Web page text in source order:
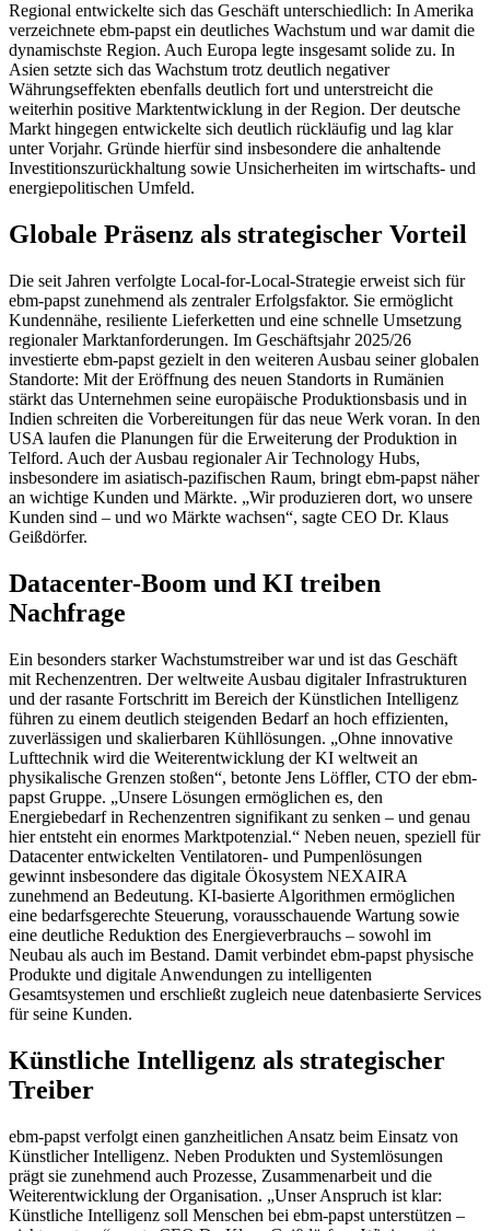
Regional entwickelte sich das Geschäft unterschiedlich: In Amerika
verzeichnete ebm-papst ein deutliches Wachstum und war damit die
dynamischste Region. Auch Europa legte insgesamt solide zu. In
Asien setzte sich das Wachstum trotz deutlich negativer
Währungseffekten ebenfalls deutlich fort und unterstreicht die
weiterhin positive Marktentwicklung in der Region. Der deutsche
Markt hingegen entwickelte sich deutlich rückläufig und lag klar
unter Vorjahr. Gründe hierfür sind insbesondere die anhaltende
Investitionszurückhaltung sowie Unsicherheiten im wirtschafts- und
energiepolitischen Umfeld.
Globale Präsenz als strategischer Vorteil
Die seit Jahren verfolgte Local-for-Local-Strategie erweist sich für
ebm-papst zunehmend als zentraler Erfolgsfaktor. Sie ermöglicht
Kundennähe, resiliente Lieferketten und eine schnelle Umsetzung
regionaler Marktanforderungen. Im Geschäftsjahr 2025/26
investierte ebm-papst gezielt in den weiteren Ausbau seiner globalen
Standorte: Mit der Eröffnung des neuen Standorts in Rumänien
stärkt das Unternehmen seine europäische Produktionsbasis und in
Indien schreiten die Vorbereitungen für das neue Werk voran. In den
USA laufen die Planungen für die Erweiterung der Produktion in
Telford. Auch der Ausbau regionaler Air Technology Hubs,
insbesondere im asiatisch-pazifischen Raum, bringt ebm-papst näher
an wichtige Kunden und Märkte. „Wir produzieren dort, wo unsere
Kunden sind – und wo Märkte wachsen“, sagte CEO Dr. Klaus
Geißdörfer.
Datacenter-Boom und KI treiben
Nachfrage
Ein besonders starker Wachstumstreiber war und ist das Geschäft
mit Rechenzentren. Der weltweite Ausbau digitaler Infrastrukturen
und der rasante Fortschritt im Bereich der Künstlichen Intelligenz
führen zu einem deutlich steigenden Bedarf an hoch effizienten,
zuverlässigen und skalierbaren Kühllösungen. „Ohne innovative
Lufttechnik wird die Weiterentwicklung der KI weltweit an
physikalische Grenzen stoßen“, betonte Jens Löffler, CTO der ebm-
papst Gruppe. „Unsere Lösungen ermöglichen es, den
Energiebedarf in Rechenzentren signifikant zu senken – und genau
hier entsteht ein enormes Marktpotenzial.“ Neben neuen, speziell für
Datacenter entwickelten Ventilatoren- und Pumpenlösungen
gewinnt insbesondere das digitale Ökosystem NEXAIRA
zunehmend an Bedeutung. KI-basierte Algorithmen ermöglichen
eine bedarfsgerechte Steuerung, vorausschauende Wartung sowie
eine deutliche Reduktion des Energieverbrauchs – sowohl im
Neubau als auch im Bestand. Damit verbindet ebm-papst physische
Produkte und digitale Anwendungen zu intelligenten
Gesamtsystemen und erschließt zugleich neue datenbasierte Services
für seine Kunden.
Künstliche Intelligenz als strategischer
Treiber
ebm-papst verfolgt einen ganzheitlichen Ansatz beim Einsatz von
Künstlicher Intelligenz. Neben Produkten und Systemlösungen
prägt sie zunehmend auch Prozesse, Zusammenarbeit und die
Weiterentwicklung der Organisation. „Unser Anspruch ist klar:
Künstliche Intelligenz soll Menschen bei ebm-papst unterstützen –